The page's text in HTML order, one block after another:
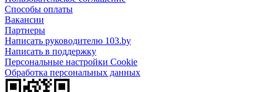
Способы оплаты
Вакансии
Партнеры
Написать руководителю 103.by
Написать в поддержку
Персональные настройки Cookie
Обработка персональных данных